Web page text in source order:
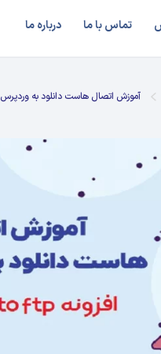
تماس با ما درباره ما
آموزش اتصال هاست دانلود به وردپرس